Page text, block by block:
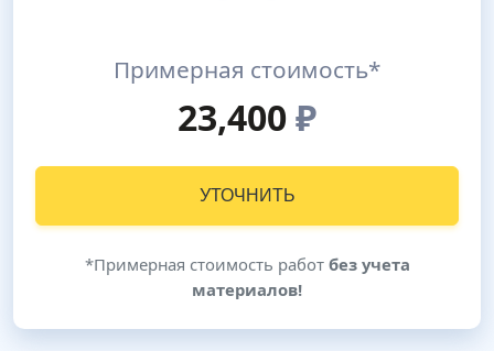
Примерная стоимость*
23,400₽
УТОЧНИТЬ
*Примерная стоимость работ без учета
материалов!